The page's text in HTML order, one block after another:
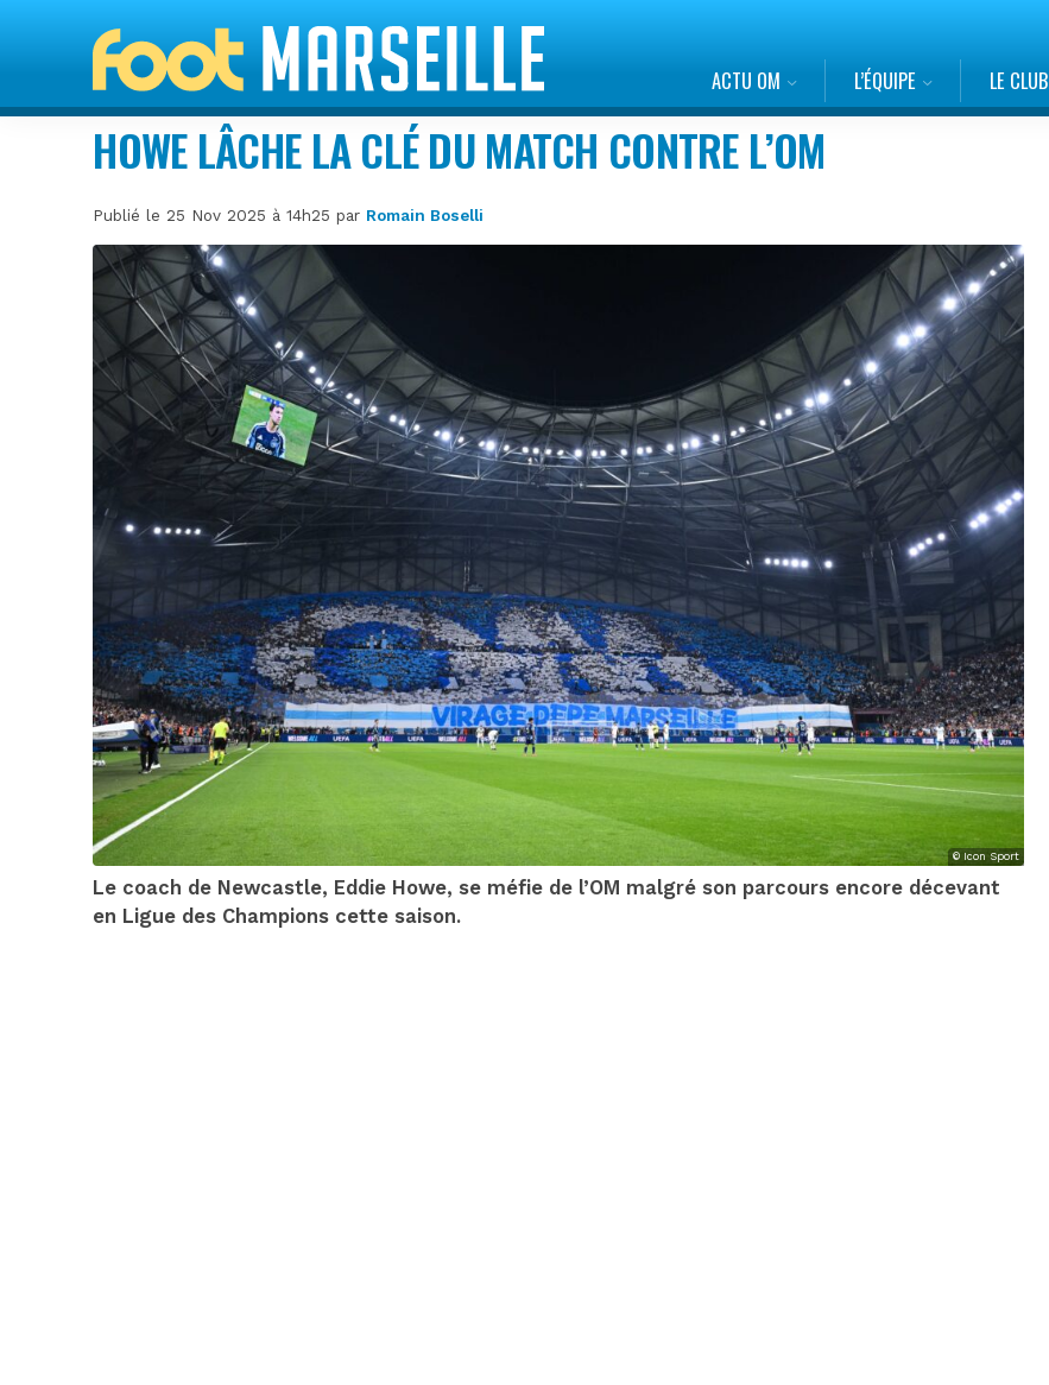
ACTU OM L’ÉQUIPE LE CLUB
HOWE LÂCHE LA CLÉ DU MATCH CONTRE L’OM
Publié le 25 Nov 2025 à 14h25 par Romain Boselli
© Icon Sport
Le coach de Newcastle, Eddie Howe, se méfie de l’OM malgré son parcours encore décevant
en Ligue des Champions cette saison.